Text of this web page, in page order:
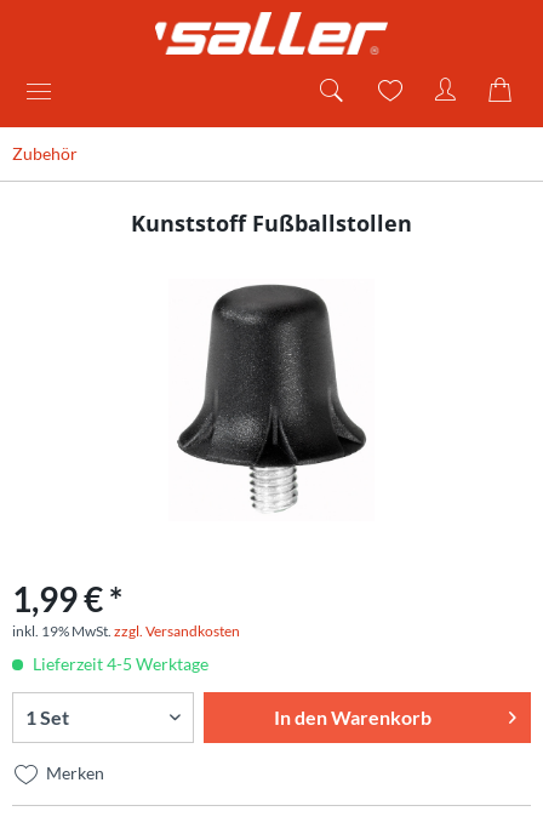
Zubehör
Kunststoff Fußballstollen
1,99 € *
inkl. 19% MwSt. zzgl. Versandkosten
Lieferzeit 4-5 Werktage
In denWarenkorb
Merken